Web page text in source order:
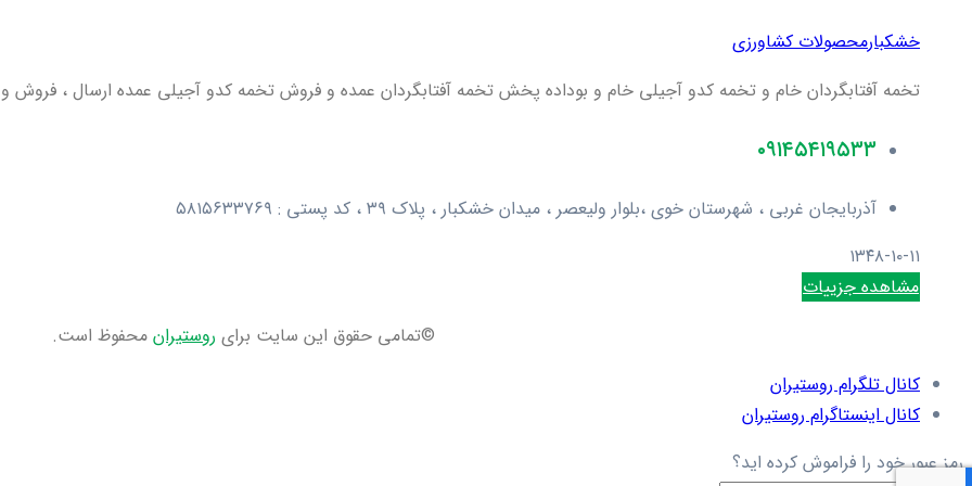
خشکبارمحصولات کشاورزی
تخمه آفتابگردان خام و تخمه کدو آجیلی خام و بوداده پخش تخمه آفتابگردان عمده و فروش تخمه کدو آجیلی عمده ارسال ،
۰۹۱۴۵۴۱۹۵۳۳
آذربایجان غربی ، شهرستان خوی ،بلوار ولیعصر ، میدان خشکبار ، پلاک ۳۹ ، کد پستی : ۵۸۱۵۶۳۳۷۶۹
۱۳۴۸-۱۰-۱۱
مشاهده جزییات
©تمامی حقوق این سایت برای روستیران محفوظ است.
کانال تلگرام روستیران
کانال اینستاگرام روستیران
رمز عبور خود را فراموش کرده اید؟